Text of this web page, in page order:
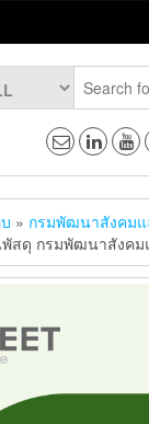
» กรมพัฒนาสังคมแ
สดุ กรมพัฒนาสังคม